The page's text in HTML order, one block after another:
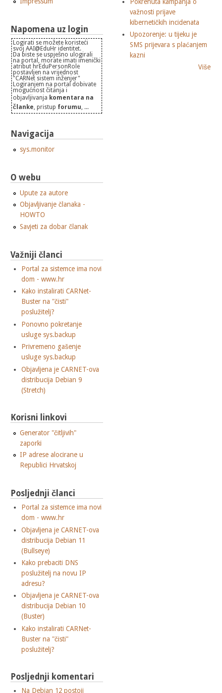
Napomena uz login
Logirati se možete koristeći
svoj AAI@EduHr identitet.
Da biste se uspješno ulogirali
na portal, morate imati imenički
atribut hrEduPersonRole
postavljen na vrijednost
"CARNet sistem inženjer"
Logiranjem na portal dobivate
mogućnost čitanja i
objavljivanja komentara na
članke, pristup forumu, ...
Navigacija
sys.monitor
O webu
Upute za autore
Objavljivanje članaka -
HOWTO
Savjeti za dobar članak
Važniji članci
Portal za sistemce ima novi
dom - www.hr
Kako instalirati CARNet-
Buster na "čisti"
poslužitelj?
Ponovno pokretanje
usluge sys.backup
Privremeno gašenje
usluge sys.backup
Objavljena je CARNET-ova
distribucija Debian 9
(Stretch)
Korisni linkovi
Generator "čitljivih"
zaporki
IP adrese alocirane u
Republici Hrvatskoj
Posljednji članci
Portal za sistemce ima novi
dom - www.hr
Objavljena je CARNET-ova
distribucija Debian 11
(Bullseye)
Kako prebaciti DNS
poslužitelj na novu IP
adresu?
Objavljena je CARNET-ova
distribucija Debian 10
(Buster)
Kako instalirati CARNet-
Buster na "čisti"
poslužitelj?
Posljednji komentari
Na Debian 12 postoji
važnosti prijave
kibernetičkih incidenata
Upozorenje: u tijeku je
SMS prijevara s plaćanjem
kazni
Više